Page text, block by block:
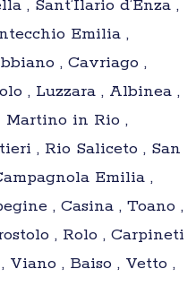
, Sant’Ilario d’Enza ,
Emilia ,
, Cavriago ,
, Luzzara , Albinea ,
Martino in Rio ,
, Rio Saliceto , San
Emilia ,
, Casina , Toano ,
, Rolo , Carpineti
Viano , Baiso , Vetto ,